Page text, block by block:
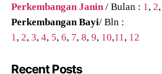
Perkembangan Janin/ Bulan : 1,2
Perkembangan Bayi/ Bln :
1,2,3,4, 5,6, 7,8,9, 10,11, 12
Recent Posts